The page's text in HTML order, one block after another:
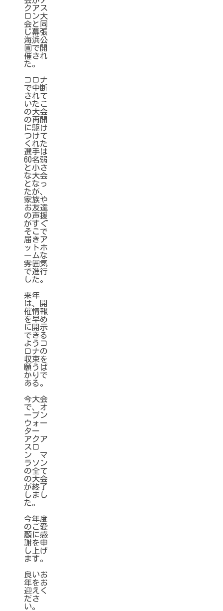
クアス
ロン大
会と同
じ幕張
海浜公
園で開
催され
た。
コロナ
で中断
されて
いたこ
の大会
の再開
に駆け
つけて
くれた
選手は
60名弱
と小さ
な大会
となっ
たが、
家族や
お友達
の声援
がすぐ
そこで
届きア
ットホ
ームな
雰囲気
で進行
した。
来年
は、開
催情報
を早め
に開示
できる
ようコ
ロナの
収束を
願うば
かりで
ある。
今大会
で、オ
ープン
ウォー
ター
アクア
スロ
ン マ
ラソン
の全て
の大会
が終了
しまし
た。
今年度
のご愛
顧に感
謝を申
し上げ
ます。
良いお
年をお
迎えく
ださ
い。